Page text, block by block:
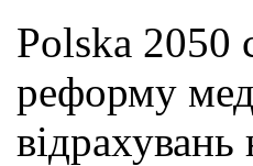
Polska 2050
реформу